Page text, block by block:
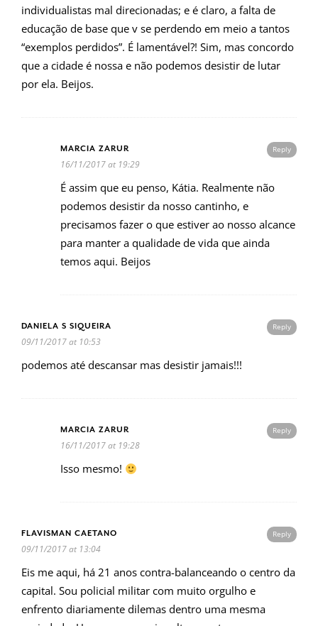
individualistas mal direcionadas; e é claro, a falta de
educação de base que v se perdendo em meio a tantos
“exemplos perdidos”. É lamentável?! Sim, mas concordo
que a cidade é nossa e não podemos desistir de lutar
por ela. Beijos.
Reply
MARCIA ZARUR
16/11/2017 at 19:29
É assim que eu penso, Kátia. Realmente não
podemos desistir da nosso cantinho, e
precisamos fazer o que estiver ao nosso alcance
para manter a qualidade de vida que ainda
temos aqui. Beijos
Reply
DANIELA S SIQUEIRA
09/11/2017 at 10:53
podemos até descansar mas desistir jamais!!!
Reply
MARCIA ZARUR
16/11/2017 at 19:28
Isso mesmo!
Reply
FLAVISMAN CAETANO
09/11/2017 at 13:04
Eis me aqui, há 21 anos contra-balanceando o centro da
capital. Sou policial militar com muito orgulho e
enfrento diariamente dilemas dentro uma mesma